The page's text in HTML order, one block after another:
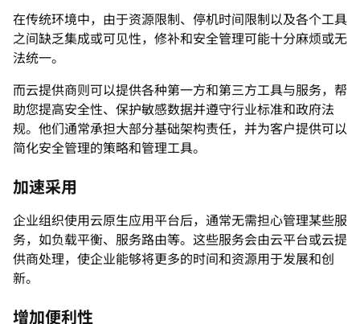
在传统环境中，由于资源限制、停机时间限制以及各个工具
之间缺乏集成或可见性，修补和安全管理可能十分麻烦或无
法统一。
而云提供商则可以提供各种第一方和第三方工具与服务，帮
助您提高安全性、保护敏感数据并遵守行业标准和政府法
规。他们通常承担大部分基础架构责任，并为客户提供可以
简化安全管理的策略和管理工具。
加速采用
企业组织使用云原生应用平台后，通常无需担心管理某些服
务，如负载平衡、服务路由等。这些服务会由云平台或云提
供商处理，使企业能够将更多的时间和资源用于发展和创
新。
增加便利性